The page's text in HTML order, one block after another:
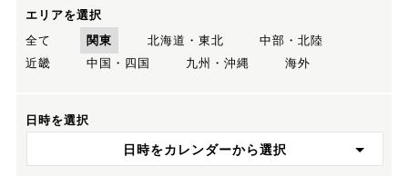
エリアを選択
全て
関東 北海道・東北
中部・北陸
近畿
中国・四国 九州・沖縄 海外
日時を選択
日時をカレンダーから選択